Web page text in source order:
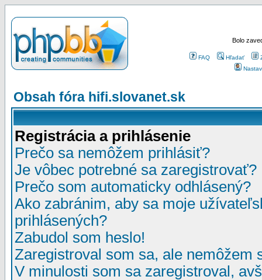
Bolo
FAQ Hľadať
Obsah fóra hifi.slovanet.sk
Registrácia a prihlásenie
Prečo sa nemôžem prihlásiť?
Je vôbec potrebné sa zaregistrovať?
Prečo som automaticky odhlásený?
Ako zabránim, aby sa moje
prihlásených?
Zabudol som heslo!
Zaregistroval som sa, ale nemôžem
V minulosti som sa zaregistroval,